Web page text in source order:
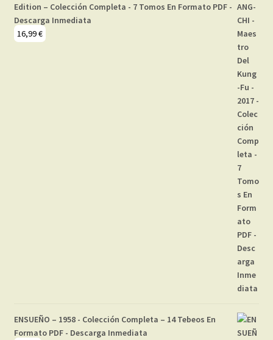
Edition – Colección Completa - 7 Tomos En Formato PDF -
Descarga Inmediata
16,99€
ENSUEÑO – 1958 - Colección Completa – 14 Tebeos En
Formato PDF - Descarga Inmediata